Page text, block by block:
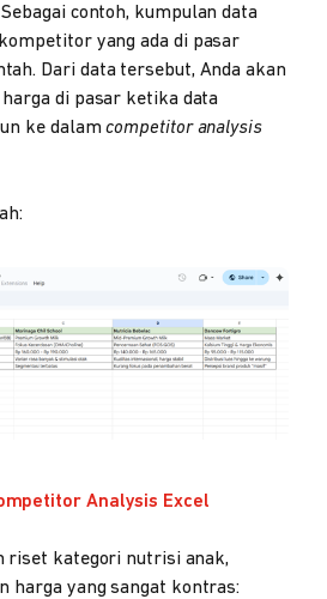
contoh, kumpulan data
yang ada di pasar
Dari data tersebut, Anda akan
di pasar ketika data
ke dalamcompetitor analysis
Analysis Excel
riset kategori nutrisi anak,
harga yang sangat kontras: